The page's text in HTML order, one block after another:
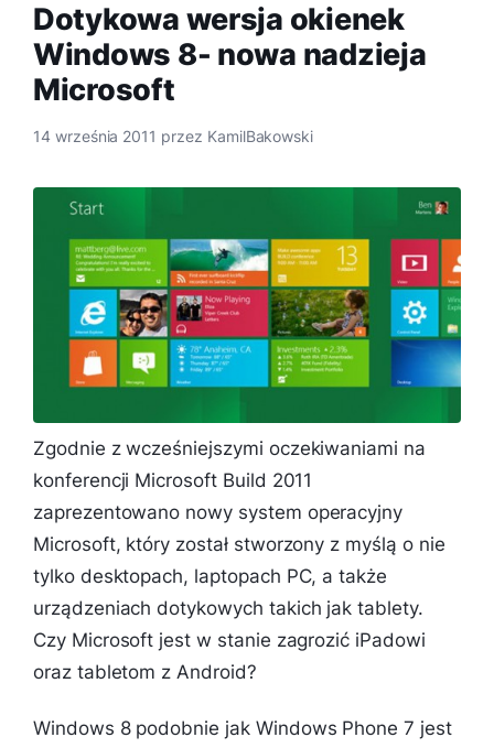
Dotykowa wersja okienek
Windows 8- nowa nadzieja
Microsoft
14 września 2011 przez KamilBakowski
Zgodnie z wcześniejszymi oczekiwaniami na
konferencji Microsoft Build 2011
zaprezentowano nowy system operacyjny
Microsoft, który został stworzony z myślą o nie
tylko desktopach, laptopach PC, a także
urządzeniach dotykowych takich jak tablety.
Czy Microsoft jest w stanie zagrozić iPadowi
oraz tabletom z Android?
Windows 8 podobnie jak Windows Phone 7 jest